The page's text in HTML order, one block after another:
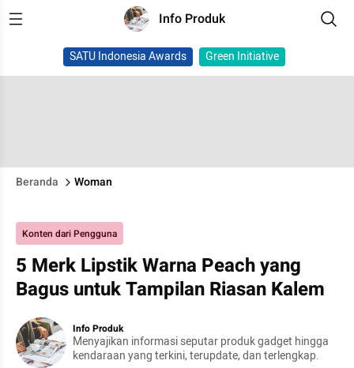
Info Produk
SATU Indonesia Awards Green Initiative
Beranda Woman
Konten dari Pengguna
5 Merk Lipstik Warna Peach yang
Bagus untuk Tampilan Riasan Kalem
Info Produk
Menyajikan informasi seputar produk gadget hingga
kendaraan yang terkini, terupdate, dan terlengkap.